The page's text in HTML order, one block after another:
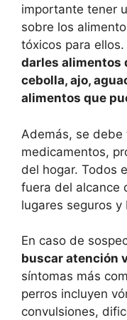
importante tener
sobre los
tóxicos para ellos.
darles alimentos
cebolla, ajo,
alimentos que
Además, se
medicamentos,
del hogar. Todos
fuera del alcance
lugares seguros
En caso de
buscar atención
síntomas más
perros incluyen
convulsiones,